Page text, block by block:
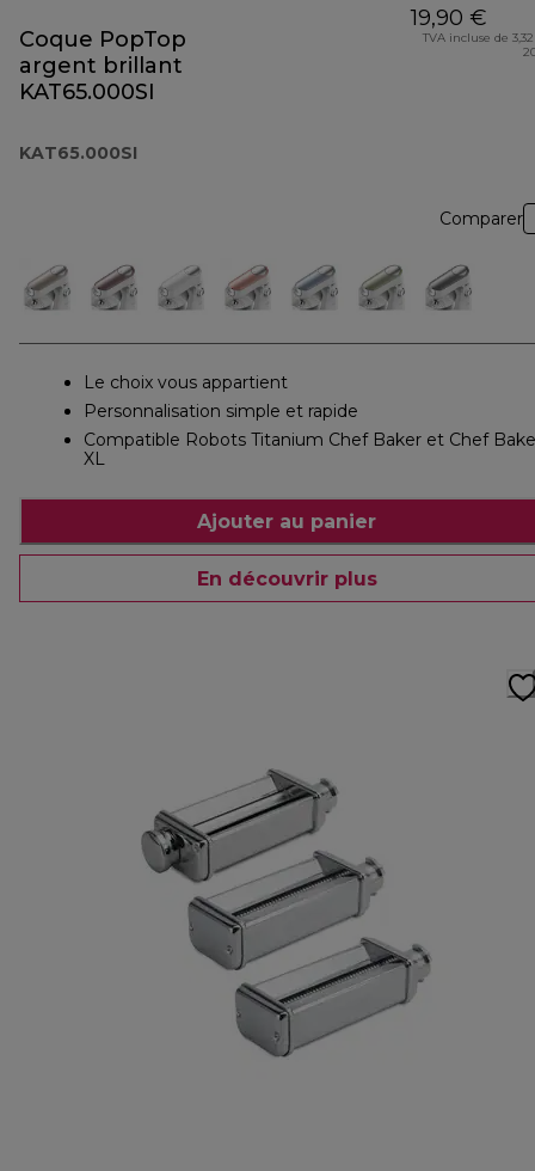
Coque PopTop
argent brillant
KAT65.000SI
KAT65.000SI
19,90 €
TVA incluse de
Comparer
Le choix vous appartient
Personnalisation simple et rapide
Compatible Robots Titanium Chef Baker et Chef
XL
Ajouter au panier
En découvrir plus